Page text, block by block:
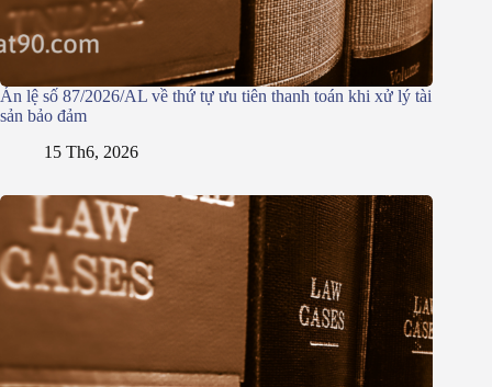
Án lệ số 87/2026/AL về thứ tự ưu tiên thanh toán khi xử lý tài
sản bảo đảm
15 Th6, 2026